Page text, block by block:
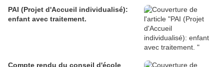
PAI (Projet d'Accueil individualisé):
enfant avec traitement.
Compte rendu du conseil d'école